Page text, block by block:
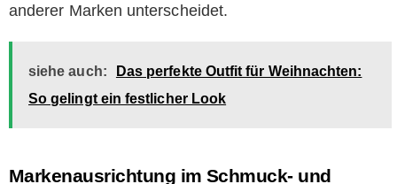
anderer Marken unterscheidet.
siehe auch:
Das perfekte Outfit für Weihnachten:
So gelingt ein festlicher Look
Markenausrichtung im Schmuck- und